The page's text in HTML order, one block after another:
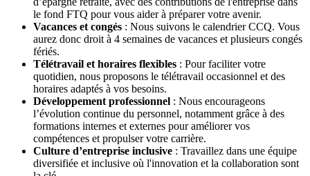
le fond FTQ pour vous aider à préparer votre avenir.
Vacances et congés : Nous suivons le calendrier CCQ. Vous
aurez donc droit à 4 semaines de vacances et plusieurs congés
fériés.
Télétravail et horaires flexibles : Pour faciliter votre
quotidien, nous proposons le télétravail occasionnel et des
horaires adaptés à vos besoins.
Développement professionnel : Nous encourageons
l’évolution continue du personnel, notamment grâce à des
formations internes et externes pour améliorer vos
compétences et propulser votre carrière.
Culture d’entreprise inclusive : Travaillez dans une équipe
diversifiée et inclusive où l'innovation et la collaboration sont